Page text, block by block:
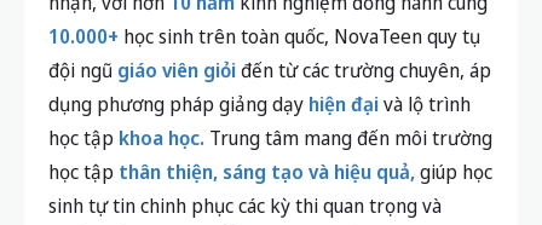
10.000+ học sinh trên toàn quốc, NovaTeen quy tụ
đội ngũ giáo viên giỏiđến từ các trường chuyên, áp
dụng phương pháp giảng dạy hiện đạivà lộ trình
học tập khoa học. Trung tâm mang đến môi trường
học tập thân thiện, sáng tạo và hiệu quả,giúp học
sinh tự tin chinh phục các kỳ thi quan trọng và